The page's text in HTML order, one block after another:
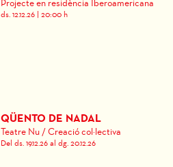
Projecte en residència Iberoamericana
ds. 12.12.26 |20:00 h
QÜENTO DE NADAL
Teatre Nu / Creació col·lectiva
Del ds. 19.12.26 al dg. 20.12.26